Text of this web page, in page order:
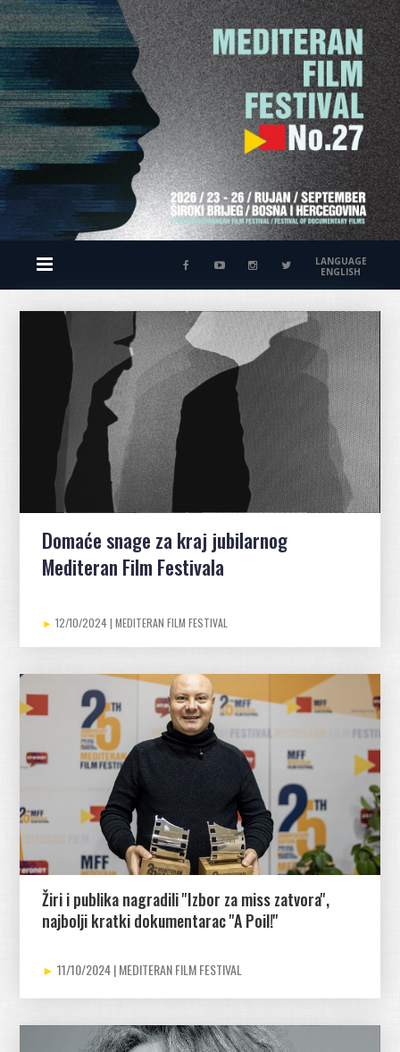
LANGUAGE
ENGLISH
Domaće snage za kraj jubilarnog
Mediteran Film Festivala
12/10/2024
Žiri i publika nagradili ''Izbor za miss zatvora'',
najbolji kratki dokumentarac ''A Poil!''
11/10/2024